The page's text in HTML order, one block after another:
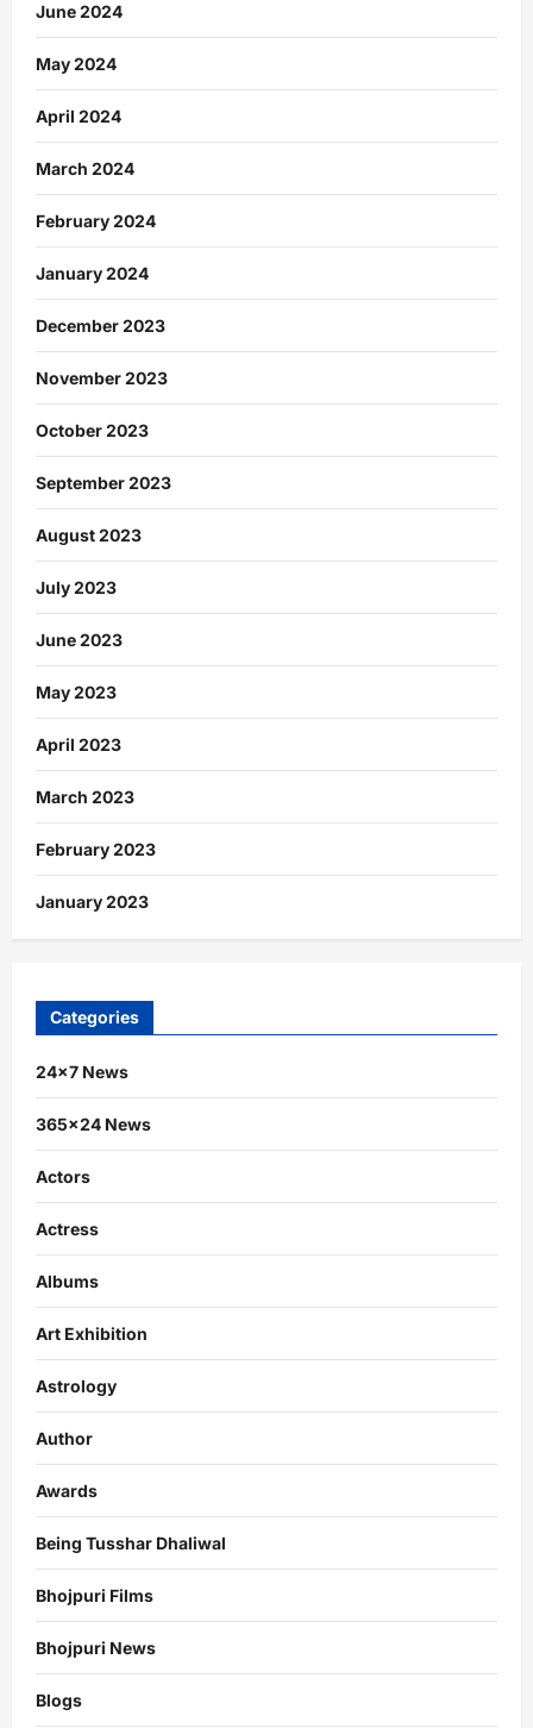
June 2024
May 2024
April 2024
March 2024
February 2024
January 2024
December 2023
November 2023
October 2023
September 2023
August 2023
July 2023
June 2023
May 2023
April 2023
March 2023
February 2023
January 2023
Categories
24×7 News
365×24 News
Actors
Actress
Albums
Art Exhibition
Astrology
Author
Awards
Being Tusshar Dhaliwal
Bhojpuri Films
Bhojpuri News
Blogs